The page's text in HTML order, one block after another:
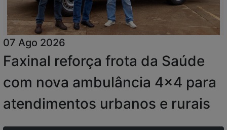
07 Ago 2026
Faxinal reforça frota da Saúde
com nova ambulância 4x4 para
atendimentos urbanos e rurais